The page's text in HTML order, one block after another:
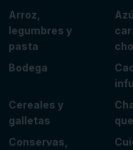
Arroz,
legumbres y
pasta
Bodega
Cereales y
galletas
Conservas,